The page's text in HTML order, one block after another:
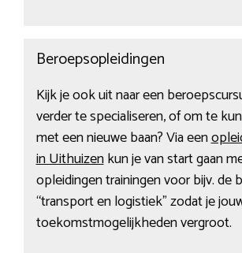
Beroepsopleidingen
Kijk je ook uit naar een
verder te specialiseren, of om te
met een nieuwe baan? Via een
in Uithuizenkun je van start gaan
opleidingen trainingen voor bijv. de
“transport en logistiek” zodat je
toekomstmogelijkheden vergroot.